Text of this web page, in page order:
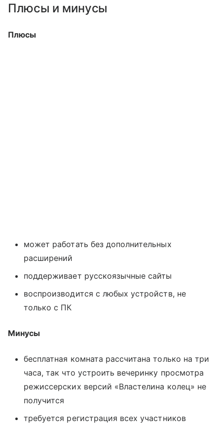
Плюсы и минусы
Плюсы
может работать без дополнительных
расширений
поддерживает русскоязычные сайты
воспроизводится с любых устройств, не
только с ПК
Минусы
бесплатная комната рассчитана только на три
часа, так что устроить вечеринку просмотра
режиссерских версий «Властелина колец» не
получится
требуется регистрация всех участников